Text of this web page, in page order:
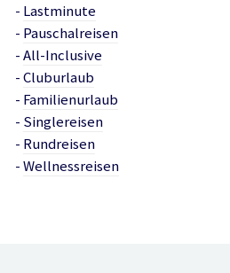
- Lastminute
- Pauschalreisen
-All-Inclusive
-Cluburlaub
- Familienurlaub
- Singlereisen
- Rundreisen
-Wellnessreisen